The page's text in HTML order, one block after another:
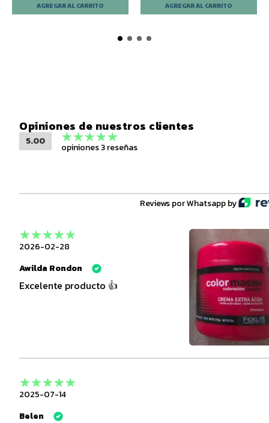
Opiniones de nuestros clientes
5.00
opiniones 3 reseñas
Reviews por Whatsapp by
2026-02-28
Awilda Rondon
Excelente producto 👍
2025-07-14
Belen